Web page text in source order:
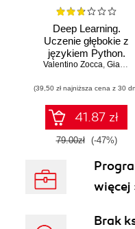
Deep Learning.
Uczenie głębokie z
językiem Python.
Sztuczna
neuronowe
Valentino Zocca, Gianmario Spacagna
(39,50 zł najniższa cena z 30
41.87 zł
79.00zł (-47%)
więcej
Brak